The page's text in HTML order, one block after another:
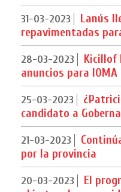
31-03-2023
Lanús
repavimentadas
28-03-2023
Kicillof
anuncios para IOMA
25-03-2023
candidato a
21-03-2023
por la provincia
20-03-2023
El